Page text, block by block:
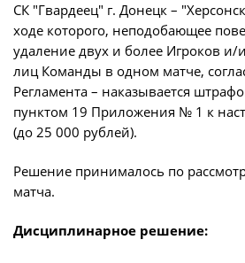
СК "Гвардеец" г. Донецк –
ходе которого, неподобающее
удаление двух и более Игроков
лиц Команды в одном матче,
Регламента – наказывается
пунктом 19 Приложения № 1 к
(до 25 000 рублей).
Решение принималось по
матча.
Дисциплинарное решение: